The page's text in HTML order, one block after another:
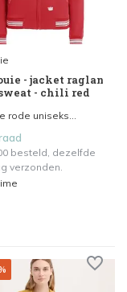
- jacket raglan
- chili red
rode uniseks...
besteld, dezelfde
verzonden.